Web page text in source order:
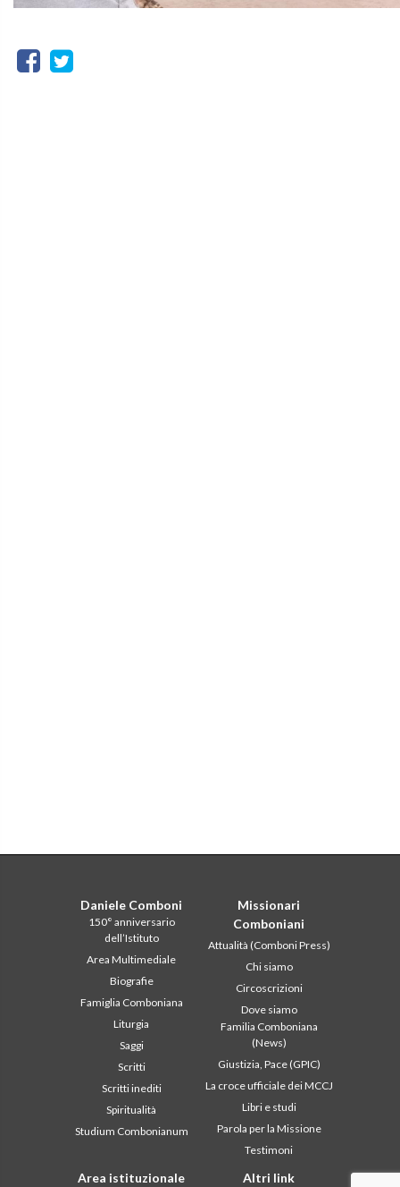
Daniele Comboni
150° anniversario
dell’Istituto
Area Multimediale
Biografie
Famiglia Comboniana
Liturgia
Saggi
Scritti
Scritti inediti
Spiritualità
Studium Combonianum
Missionari
Comboniani
Attualità (Comboni Press)
Chi siamo
Circoscrizioni
Dove siamo
Familia Comboniana
(News)
Giustizia, Pace (GPIC)
La croce ufficiale dei MCCJ
Libri e studi
Parola per la Missione
Testimoni
Area istituzionale Altri link